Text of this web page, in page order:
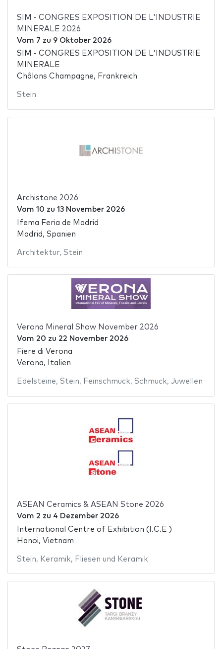
SIM - CONGRES EXPOSITION DE L'INDUSTRIE
MINERALE 2026
Vom 7 zu 9 Oktober 2026
SIM - CONGRES EXPOSITION DE L'INDUSTRIE
MINERALE
Châlons Champagne, Frankreich
Stein
Archistone 2026
Vom 10 zu 13 November 2026
Ifema Feria de Madrid
Madrid, Spanien
Architektur, Stein
Verona Mineral Show November 2026
Vom 20 zu 22 November 2026
Fiere di Verona
Verona, Italien
Edelsteine, Stein, Feinschmuck, Schmuck, Juwellen
ASEAN Ceramics & ASEAN Stone 2026
Vom 2 zu 4 Dezember 2026
International Centre of Exhibition (I.C.E )
Hanoi, Vietnam
Stein, Keramik, Fliesen und Keramik